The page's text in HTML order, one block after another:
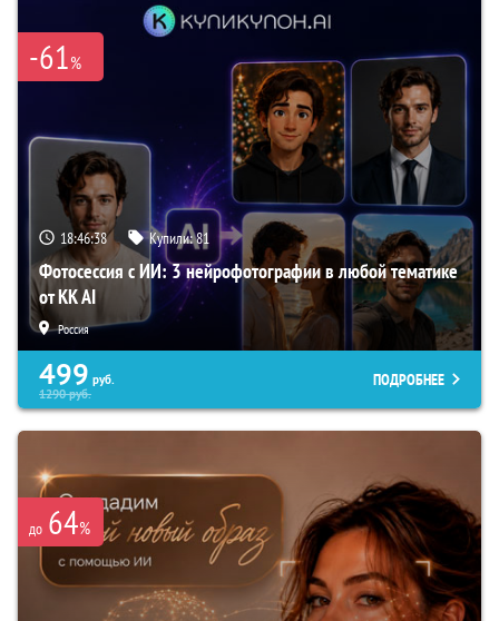
-61%
18:46:37 Купили:81
Фотосессия с ИИ: 3 нейрофотографии в любой тематике
от KK AI
Россия
499 руб.
1290руб.
ПОДРОБНЕЕ
до 64%